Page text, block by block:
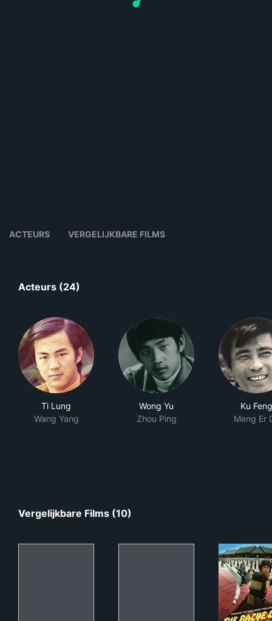
ACTEURS VERGELIJKBARE FILMS
Acteurs (24)
Ti Lung
Wang Yang
Wong Yu
Zhou Ping
Ku Feng
Meng Er
Vergelijkbare Films (10)